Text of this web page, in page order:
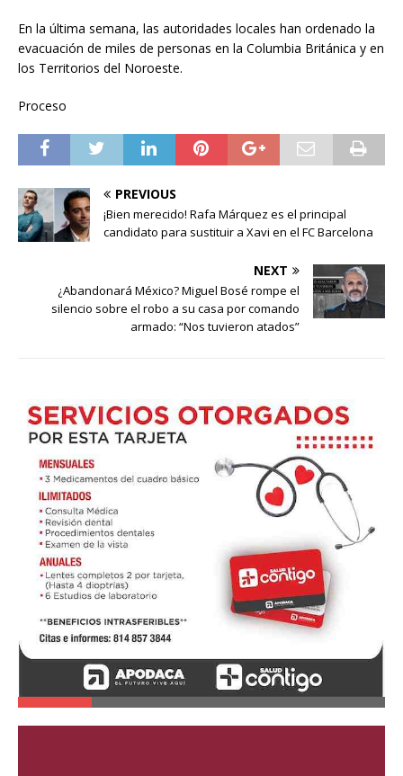
En la última semana, las autoridades locales han ordenado la
evacuación de miles de personas en la Columbia Británica y en
los Territorios del Noroeste.
Proceso
PREVIOUS
¡Bien merecido! Rafa Márquez es el principal
candidato para sustituir a Xavi en el FC Barcelona
NEXT
¿Abandonará México? Miguel Bosé rompe el
silencio sobre el robo a su casa por comando
armado: “Nos tuvieron atados”